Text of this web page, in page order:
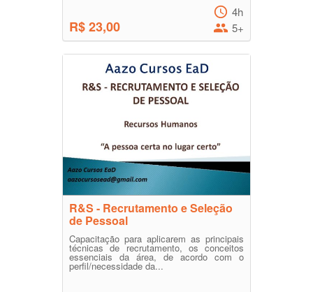
R$ 23,00
4h
5+
R&S - Recrutamento e Seleção
de Pessoal
Capacitação para aplicarem as principais
técnicas de recrutamento, os conceitos
essenciais da área, de acordo com o
perfil/necessidade da...